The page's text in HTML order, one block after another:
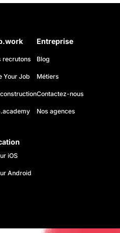
recrutons
Your Job
Entreprise
Blog
Métiers
Contactez-nous
Nos agences
iOS
Android